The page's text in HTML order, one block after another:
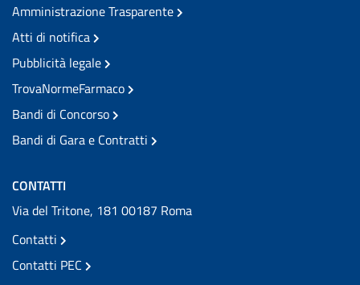
Amministrazione Trasparente
Atti di notifica
Pubblicità legale
TrovaNormeFarmaco
Bandi di Concorso
Bandi di Gara e Contratti
CONTATTI
Via del Tritone, 181 00187 Roma
Contatti
Contatti PEC